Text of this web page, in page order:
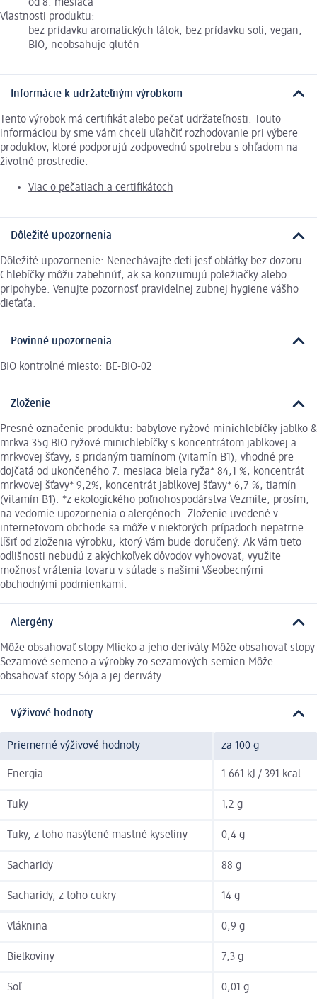
od 8. mesiaca
Vlastnosti produktu:
bez prídavku aromatických látok, bez prídavku soli, vegan,
BIO, neobsahuje glutén
Informácie k udržateľným výrobkom
Tento výrobok má certifikát alebo pečať udržateľnosti. Touto
informáciou by sme vám chceli uľahčiť rozhodovanie pri výbere
produktov, ktoré podporujú zodpovednú spotrebu s ohľadom na
životné prostredie.
Viac o pečatiach a certifikátoch
Dôležité upozornenia
Dôležité upozornenie: Nenechávajte deti jesť oblátky bez dozoru.
Chlebíčky môžu zabehnúť, ak sa konzumujú poležiačky alebo
pripohybe. Venujte pozornosť pravidelnej zubnej hygiene vášho
dieťaťa.
Povinné upozornenia
BIO kontrolné miesto: BE-BIO-02
Zloženie
Presné označenie produktu: babylove ryžové minichlebíčky jablko &
mrkva 35g BIO ryžové minichlebíčky s koncentrátom jablkovej a
mrkvovej šťavy, s pridaným tiamínom (vitamín B1), vhodné pre
dojčatá od ukončeného 7. mesiaca biela ryža* 84,1 %, koncentrát
mrkvovej šťavy* 9,2%, koncentrát jablkovej šťavy* 6,7 %, tiamín
(vitamín B1). *z ekologického poľnohospodárstva Vezmite, prosím,
na vedomie upozornenia o alergénoch. Zloženie uvedené v
internetovom obchode sa môže v niektorých prípadoch nepatrne
líšiť od zloženia výrobku, ktorý Vám bude doručený. Ak Vám tieto
odlišnosti nebudú z akýchkoľvek dôvodov vyhovovať, využite
možnosť vrátenia tovaru v súlade s našimi Všeobecnými
obchodnými podmienkami.
Alergény
Môže obsahovať stopy Mlieko a jeho deriváty Môže obsahovať stopy
Sezamové semeno a výrobky zo sezamových semien Môže
obsahovať stopy Sója a jej deriváty
Výživové hodnoty
Priemerné výživové hodnoty za 100 g
Energia 1 661 kJ / 391 kcal
Tuky 1,2 g
Tuky, z toho nasýtené mastné kyseliny 0,4 g
Sacharidy 88 g
Sacharidy, z toho cukry 14 g
Vláknina 0,9 g
Bielkoviny 7,3 g
Soľ 0,01 g